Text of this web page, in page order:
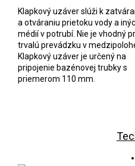
Klapkový uzáver slúži k
a otváraniu prietoku vody a
médií v potrubí. Nie je vhodný
trvalú prevádzku v
Klapkový uzáver je určený na
pripojenie bazénovej trubky s
priemerom 110 mm.